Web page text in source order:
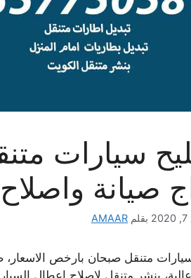
صيانة
بقلم AMAAR
متنقل صبحان بارخص الاسعار،